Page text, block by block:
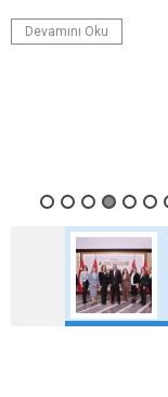
Devamını Oku